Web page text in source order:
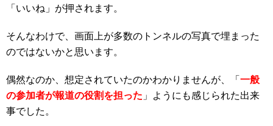
「いいね」が押されます。
そんなわけで、画面上が多数のトンネルの写真で埋まった
のではないかと思います。
偶然なのか、想定されていたのかわかりませんが、「 一般
の参加者が報道の役割を担った 」ようにも感じられた出来
事でした。